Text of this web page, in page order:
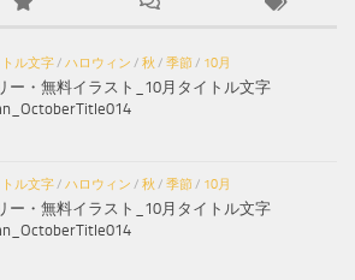
ル文字/ ハロウィン / 秋 / 季節/ 10月
ー・無料イラスト_10月タイトル文字
ル文字/ ハロウィン / 秋 / 季節/ 10月
ー・無料イラスト_10月タイトル文字